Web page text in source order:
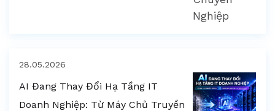
28.05.2026
AI Đang Thay Đổi Hạ Tầng IT
Doanh Nghiệp: Từ Máy Chủ Truyền